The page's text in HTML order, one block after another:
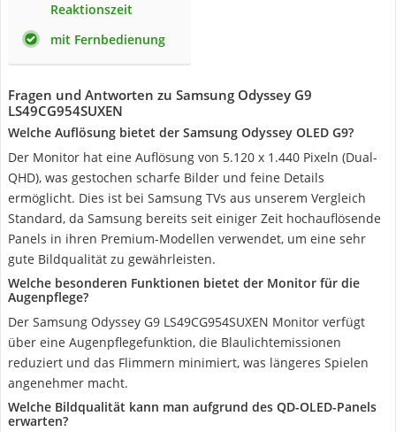
Reaktionszeit
mit Fernbedienung
Fragen und Antworten zu Samsung Odyssey G9
LS49CG954SUXEN
Welche Auflösung bietet der Samsung Odyssey OLED G9?
Der Monitor hat eine Auflösung von 5.120 x 1.440 Pixeln (Dual-
QHD), was gestochen scharfe Bilder und feine Details
ermöglicht. Dies ist bei Samsung TVs aus unserem Vergleich
Standard, da Samsung bereits seit einiger Zeit hochauflösende
Panels in ihren Premium-Modellen verwendet, um eine sehr
gute Bildqualität zu gewährleisten.
Welche besonderen Funktionen bietet der Monitor für die
Augenpflege?
Der Samsung Odyssey G9 LS49CG954SUXEN Monitor verfügt
über eine Augenpflegefunktion, die Blaulichtemissionen
reduziert und das Flimmern minimiert, was längeres Spielen
angenehmer macht.
Welche Bildqualität kann man aufgrund des QD-OLED-Panels
erwarten?